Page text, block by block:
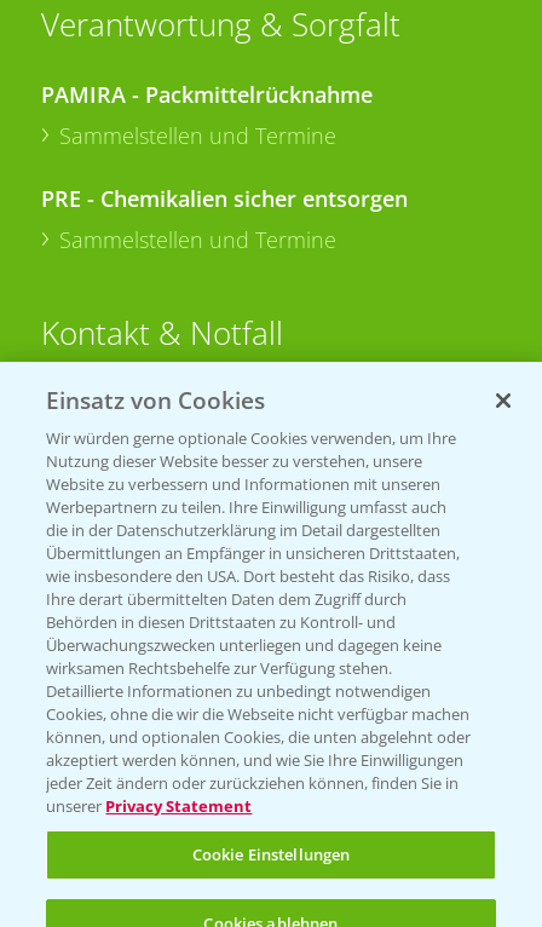
Verantwortung & Sorgfalt
PAMIRA - Packmittelrücknahme
Sammelstellen und Termine
PRE - Chemikalien sicher entsorgen
Sammelstellen und Termine
Kontakt & Notfall
Beratung auf WhatsApp
T.+49 (0)174 346 564 1
KONTAKT
Hilfe in Notfällen
T.+49 (0)214/30-20220
Folgen Sie uns
Einsatz von Cookies
Wir würden gerne optionale Cookies verwenden, um Ihre
Nutzung dieser Website besser zu verstehen, unsere
Website zu verbessern und Informationen mit unseren
Werbepartnern zu teilen. Ihre Einwilligung umfasst auch
die in der Datenschutzerklärung im Detail dargestellten
Übermittlungen an Empfänger in unsicheren Drittstaaten,
wie insbesondere den USA. Dort besteht das Risiko, dass
Ihre derart übermittelten Daten dem Zugriff durch
Behörden in diesen Drittstaaten zu Kontroll- und
Überwachungszwecken unterliegen und dagegen keine
wirksamen Rechtsbehelfe zur Verfügung stehen.
Detaillierte Informationen zu unbedingt notwendigen
Cookies, ohne die wir die Webseite nicht verfügbar machen
können, und optionalen Cookies, die unten abgelehnt oder
akzeptiert werden können, und wie Sie Ihre Einwilligungen
jeder Zeit ändern oder zurückziehen können, finden Sie in
unserer Privacy Statement
Cookie Einstellungen